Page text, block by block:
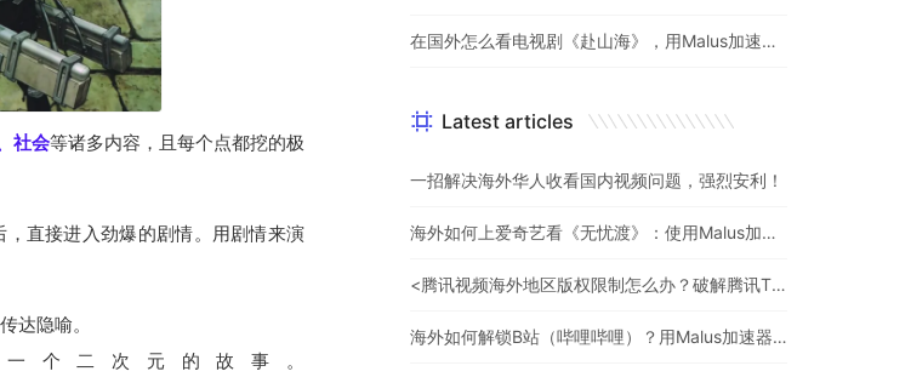
社会等诸多内容，且每个点都挖的极
，直接进入劲爆的剧情。用剧情来演
达隐喻。
个二次元的故事。
在国外怎么看电视剧《赴山海》，用Malus加速器一键解锁地区限制
Latest articles
一招解决海外华人收看国内视频问题，强烈安利！
海外如何上爱奇艺看《无忧渡》：使用Malus加速器一键解除地域限制
<腾讯视频海外地区版权限制怎么办？破解腾讯TV地域限制的办法>
海外如何解锁B站（哔哩哔哩）？用Malus加速器解除地域限制，一键流畅追番